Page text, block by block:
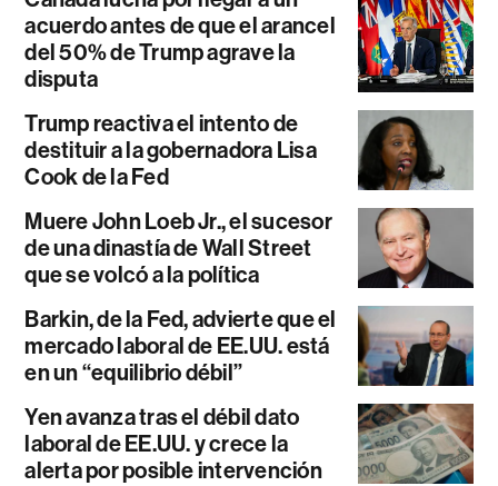
acuerdo antes de que el arancel
del 50% de Trump agrave la
disputa
Trump reactiva el intento de
destituir a la gobernadora Lisa
Cook de la Fed
Muere John Loeb Jr., el sucesor
de una dinastía de Wall Street
que se volcó a la política
Barkin, de la Fed, advierte que el
mercado laboral de EE.UU. está
en un “equilibrio débil”
Yen avanza tras el débil dato
laboral de EE.UU. y crece la
alerta por posible intervención